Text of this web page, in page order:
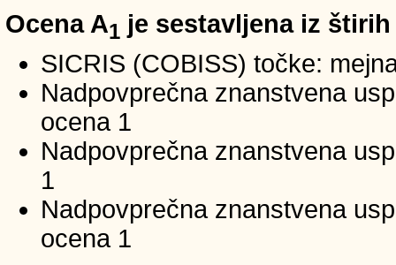
Ocena A1 je sestavljena iz
SICRIS (COBISS) točke:
Nadpovprečna znanstvena
ocena 1
Nadpovprečna znanstvena
1
Nadpovprečna znanstvena
ocena 1